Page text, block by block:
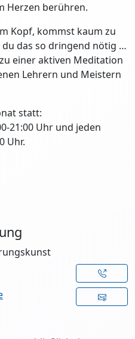
Herzen berühren.
Kopf, kommst kaum zu
du das so dringend nötig …
einer aktiven Meditation
Lehrern und Meistern
statt:
21:00 Uhr und jeden
Uhr.